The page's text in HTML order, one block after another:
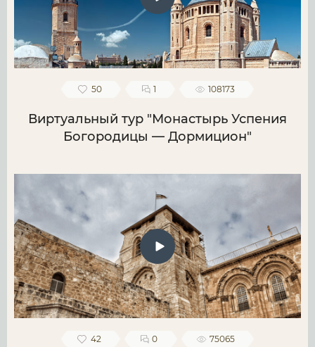
50 1 108173
Виртуальный тур "Монастырь Успения
Богородицы — Дормицион"
42 0 75065